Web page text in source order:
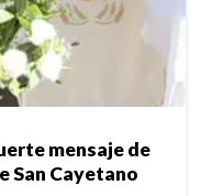
mensaje de
San Cayetano